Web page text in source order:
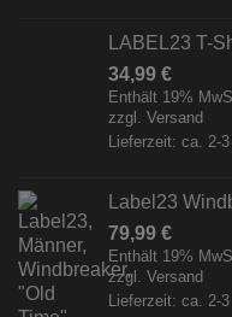
LABEL23 T-
34,99 €
Enthält 19%
zzgl. Versand
Lieferzeit: ca. 2-
Label23
79,99 €
Enthält 19%
zzgl. Versand
Lieferzeit: ca. 2-